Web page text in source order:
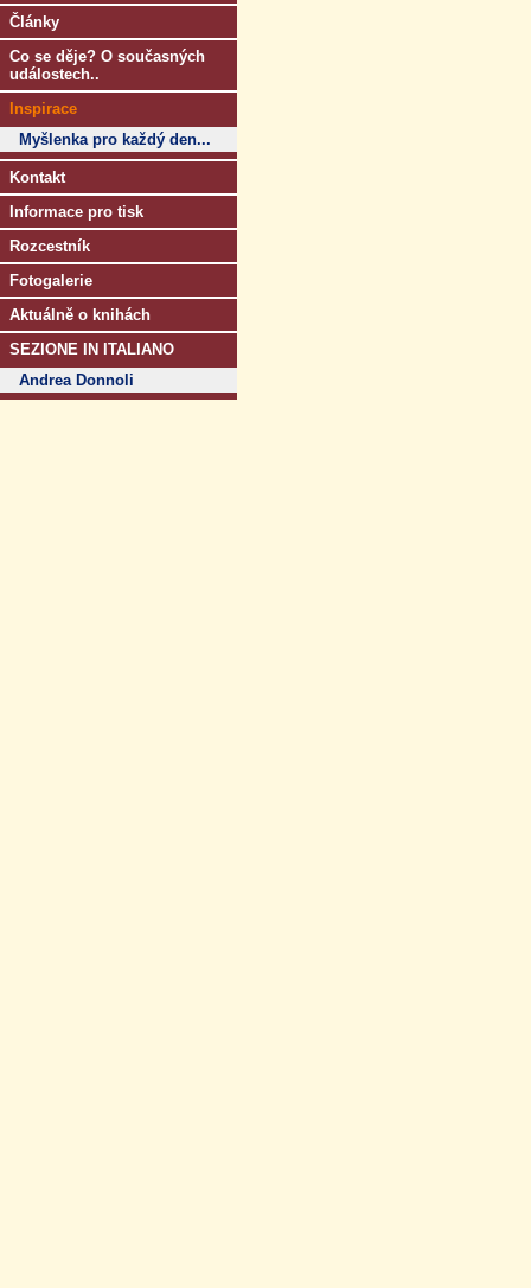
Články
Co se děje? O současných
událostech..
Inspirace
Myšlenka pro každý den...
Kontakt
Informace pro tisk
Rozcestník
Fotogalerie
Aktuálně o knihách
SEZIONE IN ITALIANO
Andrea Donnoli